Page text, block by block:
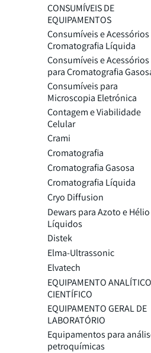
CONSUMÍVEIS DE
EQUIPAMENTOS
Consumíveis e Acessórios
Cromatografia Líquida
Consumíveis e Acessórios
para Cromatografia
Consumíveis para
Microscopia Eletrónica
Contagem e Viabilidade
Celular
Crami
Cromatografia
Cromatografia Gasosa
Cromatografia Líquida
Cryo Diffusion
Dewars para Azoto e Hélio
Líquidos
Distek
Elma-Ultrassonic
Elvatech
EQUIPAMENTO
CIENTÍFICO
EQUIPAMENTO GERAL DE
LABORATÓRIO
Equipamentos para
petroquímicas